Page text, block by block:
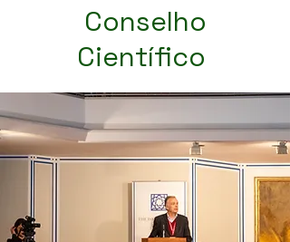
Conselho
Científico